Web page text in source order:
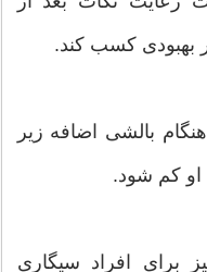
بهبودی کسب کند.
بالشی اضافه زیر
او کم شود.
برای افراد سیگاری